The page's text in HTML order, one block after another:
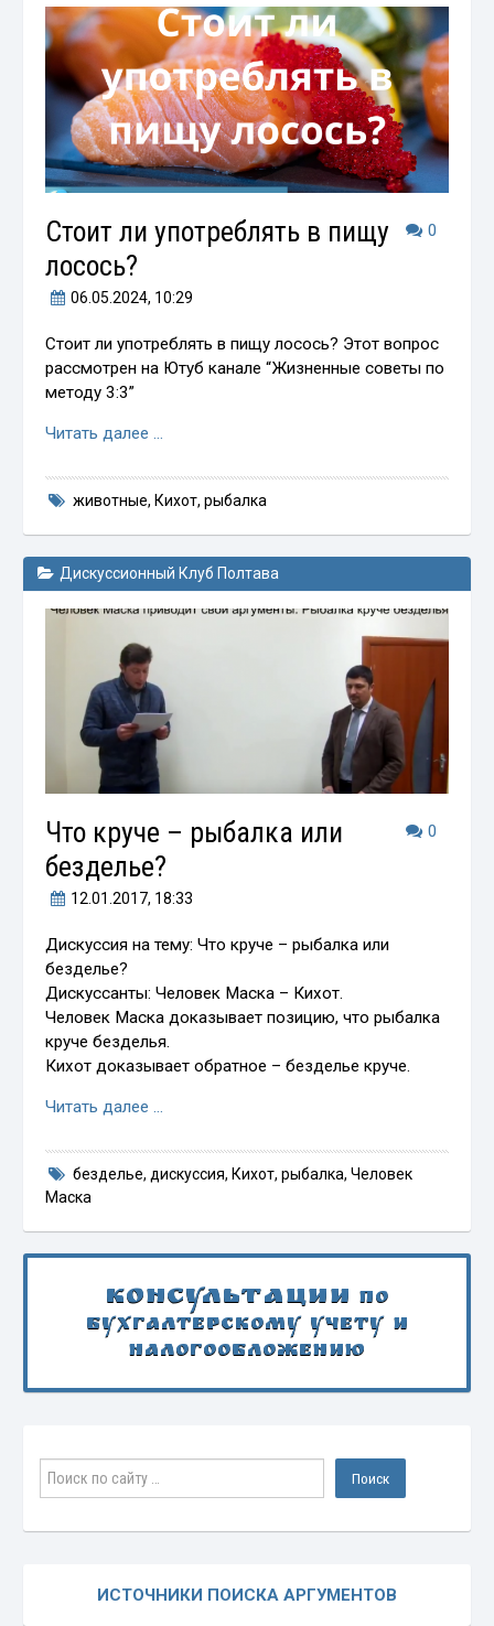
0
Стоит ли употреблять в пищу
лосось?
06.05.2024, 10:29
Стоит ли употреблять в пищу лосось? Этот вопрос
рассмотрен на Ютуб канале “Жизненные советы по
методу 3:3”
Читать далее …
животные, Кихот, рыбалка
Дискуссионный Клуб Полтава
0
Что круче – рыбалка или
безделье?
12.01.2017, 18:33
Дискуссия на тему: Что круче – рыбалка или
безделье?
Дискуссанты: Человек Маска – Кихот.
Человек Маска доказывает позицию, что рыбалка
круче безделья.
Кихот доказывает обратное – безделье круче.
Читать далее …
безделье, дискуссия, Кихот, рыбалка, Человек
Маска
Консультации по
бухгалтерскому учету и
налогообложению
ИСТОЧНИКИ ПОИСКА АРГУМЕНТОВ